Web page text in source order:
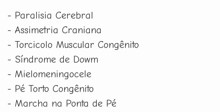
- Paralisia Cerebral
- Assimetria Craniana
- Torcicolo Muscular Congênito
- Síndrome de Dowm
- Mielomeningocele
- Pé Torto Congênito
- Marcha na Ponta de Pé